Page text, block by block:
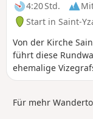
4:20 Std.
Start in Saint-
Von der Kirche
führt diese
ehemalige
Mittelalter das
England hatte.
Für mehr